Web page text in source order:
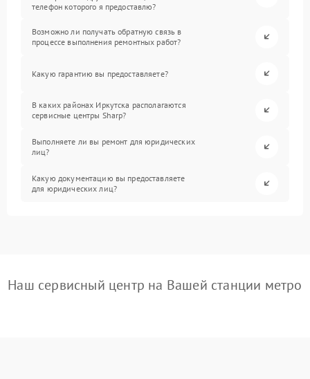
телефон которого я предоставлю?
Возможно ли получать обратную связь в
процессе выполнения ремонтных работ?
Какую гарантию вы предоставляете?
В каких районах Иркутска располагаются
сервисные центры Sharp?
Выполняете ли вы ремонт для юридических
лиц?
Какую документацию вы предоставляете
для юридических лиц?
Наш сервисный центр на Вашей станции метро